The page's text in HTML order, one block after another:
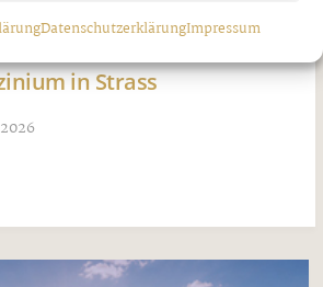
DatenschutzerklärungImpressum
in Strass